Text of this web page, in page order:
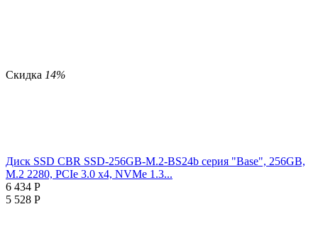
Скидка 14%
Диск SSD CBR SSD-256GB-M.2-BS24b серия "Base", 256GB,
M.2 2280, PCIe 3.0 x4, NVMe 1.3...
6 434 Р
5 528 Р